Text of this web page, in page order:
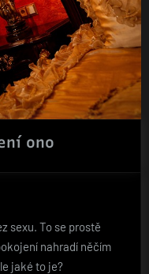
ono
sexu. To se prostě
nahradí něčím
jaké to je?